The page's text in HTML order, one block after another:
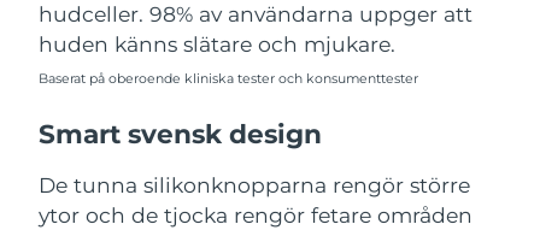
hudceller. 98% av användarna uppger att
huden känns slätare och mjukare.
Baserat på oberoende kliniska tester och konsumenttester
Smart svensk design
De tunna silikonknopparna rengör större
ytor och de tjocka rengör fetare områden
Vietnam Förväntad leverans 8/17/26